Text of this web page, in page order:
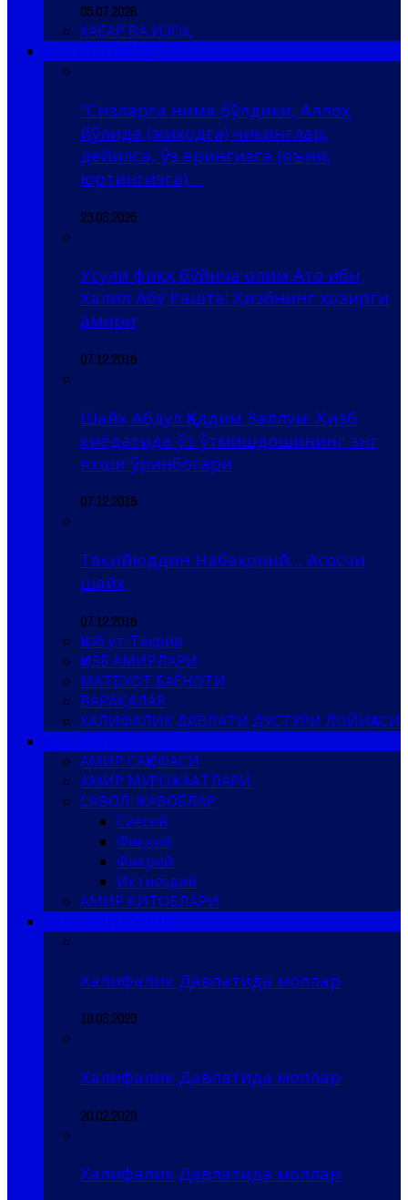
05.07.2026
ХАБАР ВА ИЗОҲ
“Сизларга нима бўлдики, Аллоҳ
йўлида (жиҳодга) чиқинглар,
дейилса, ўз ерингизга (яъни,
юртингизга) ...
23.03.2025
Усули фиқҳ бўйича олим Ато ибн
Халил Абу Рашта: Ҳизбнинг ҳозирги
амири
07.12.2016
Шайх Абдул Қаддим Заллум: Ҳизб
қиёдатида ўз ўтмишдошининг энг
яхши ўринбосари
07.12.2016
Тақийюддин Набаҳоний… Асосчи
шайх
07.12.2016
Ҳизб ут-Таҳрир
ҲИЗБ АМИРЛАРИ
МАТБУОТ БАЁНОТИ
ВАРАҚАЛАР
ХАЛИФАЛИК ДАВЛАТИ ДУСТУРИ ЛОЙИҲАСИ
АМИР САҲИФАСИ
АМИР МУРОЖААТЛАРИ
САВОЛ-ЖАВОБЛАР
Сиёсий
Фиқҳий
Фикрий
Иқтисодий
АМИР КИТОБЛАРИ
Халифалик Давлатида моллар
10.03.2023
Халифалик Давлатида моллар
20.02.2023
Халифалик Давлатида моллар